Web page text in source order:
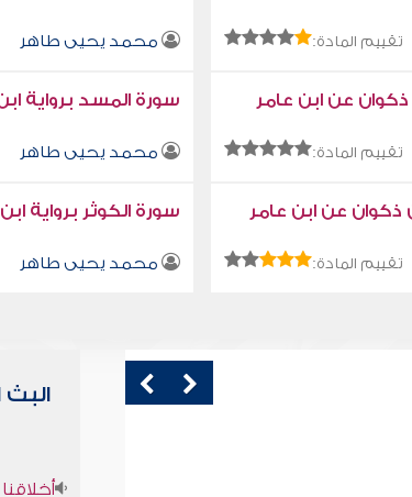
تقييم المادة: محمد يحيى طاهر
ذكوان عن ابن عامر
تقييم المادة:
سورة المسد برواية
محمد يحيى طاهر
ذكوان عن ابن عامر
تقييم المادة:
سورة الكوثر برواية
محمد يحيى طاهر
البث